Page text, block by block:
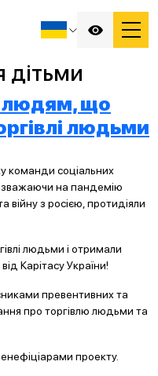
дітьми
людям, що
людьми
команди соціальних
зважаючи на пандемію
з росією, протидіяли
людьми і отримали
Карітасу України!
превентивних та
про торгівлю людьми та
проекту.